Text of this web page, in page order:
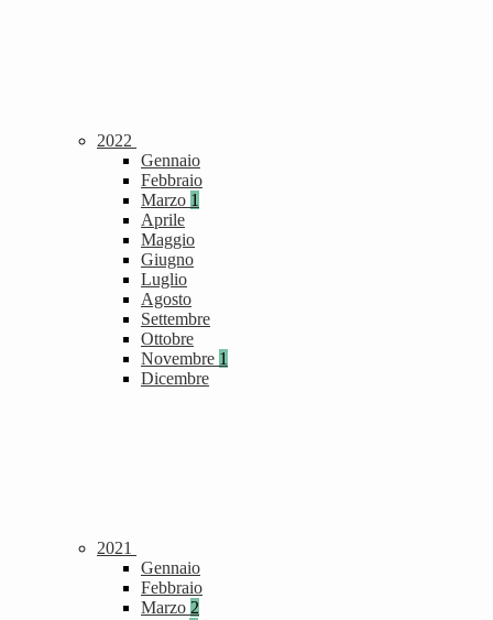
2022
Gennaio
Febbraio
Marzo 1
Aprile
Maggio
Giugno
Luglio
Agosto
Settembre
Ottobre
Novembre 1
Dicembre
2021
Gennaio
Febbraio
Marzo 2